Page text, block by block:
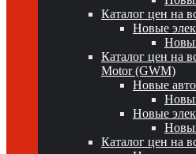
Каталог цен на
Новые
Каталог цен на
Motor (GWM)
Новые
Новые
Каталог цен на